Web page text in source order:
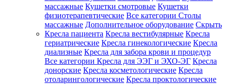
массажные Кушетки смотровые Кушетки
физиотерапевтические Все категории Столы
массажные Дополнительное оборудование Скрыть
Кресла пациента Кресла вестибулярные Кресла
гериатрические Кресла гинекологические Кресла
диализные Кресла для забора крови и процедур
Все категории Кресла для ЭЭГ и ЭХО-ЭГ Кресла
донорские Кресла косметологические Кресла
отоларингологические Кресла проктологические